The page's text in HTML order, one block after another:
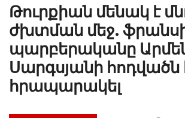
Թուրքիան մենակ է
ժխտման մեջ.
պարբերականը
Սարգսյանի հոդվածն
հրապարակել